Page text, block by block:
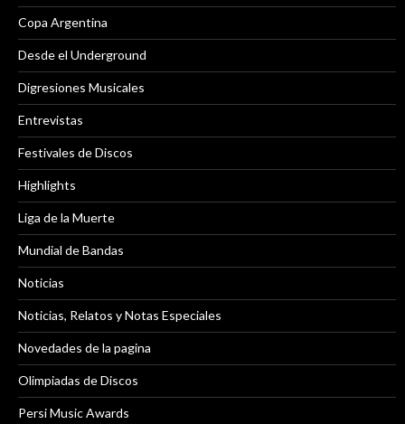
Copa Argentina
Desde el Underground
Digresiones Musicales
Entrevistas
Festivales de Discos
Highlights
Liga de la Muerte
Mundial de Bandas
Noticias
Noticias, Relatos y Notas Especiales
Novedades de la pagina
Olimpiadas de Discos
Persi Music Awards